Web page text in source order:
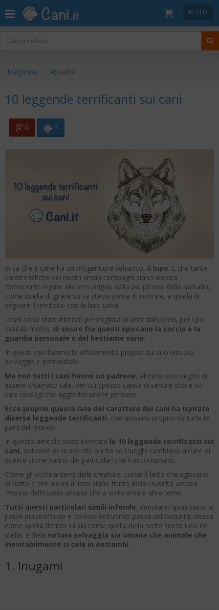
ACCEDI
Magazine Attualità
10 leggende terrificanti sui cani
0 1
Si sa che il cane ha un progenitore selvatico, il lupo. E che tante
caratteristiche dei nostri amati compagni siano ancora
fortemente legate alle loro origini, dalla più piccola delle abitudini,
come quella di girare su se stessi prima di dormire, a quella di
segnare il territorio con la loro urina.
I cani sono stati utilizzati per migliaia di anni dall’uomo, per i più
svariati motivi, di sicuro fra questi spiccano la caccia e la
guardia personale o del bestiame vario.
In questi casi l’uomo fa affidamento proprio sul suo lato più
selvaggio e primordiale.
Ma non tutti i cani hanno un padrone, almeno uno degno di
essere chiamato tale, per cui spesso capita di sentire storie su
cani randagi che aggrediscono le persone.
Ecco proprio questo lato del carattere dei cani ha ispirato
diverse leggende terrificanti, che arrivano proprio da tutte le
parti del mondo.
In questo articolo sono elencate le 10 leggende terrificanti sui
cani, noterete di sicuro che anche se i luoghi cambiano alcune di
queste storie hanno dei particolari che li accomunano.
Come gli occhi ardenti delle creature, come il fatto che agiscano
di notte e che alcuni di loro siano frutto della crudeltà umana.
Proprio dell’essere umano che a volte ama e altre teme.
Tutti questi particolari simili infondo, denotano quali siano le
paure più profonde e comuni dell’uomo: paura dell’oscurità, intesa
come quella dentro lui sia come quella della notte senza luna né
stelle, e della natura selvaggia sia umana che animale che
inevitabilmente si cela in entrambi.
1. Inugami